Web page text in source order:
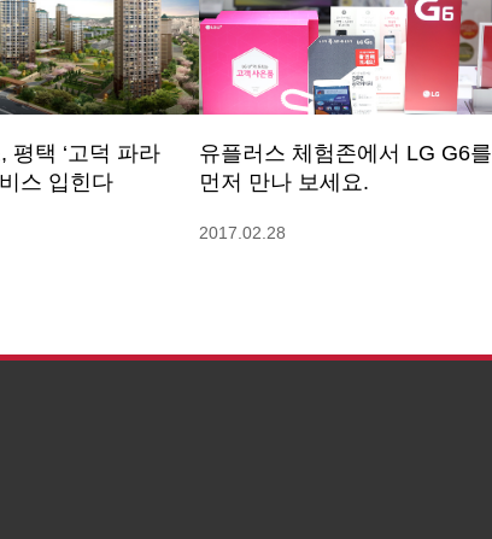
평택 ‘고덕 파라
스 입힌다
유플러스 체험존에서 LG G6를
먼저 만나 보세요.
2017.02.28